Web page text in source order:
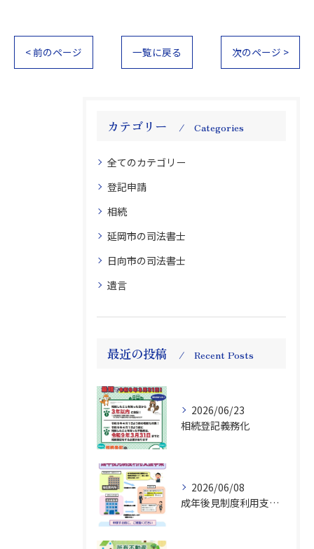
< 前のページ 一覧に戻る 次のページ >
カテゴリー Categories
全てのカテゴリー
登記申請
相続
延岡市の司法書士
日向市の司法書士
遺言
最近の投稿 Recent Posts
2026/06/23
相続登記義務化
2026/06/08
成年後見制度利用支援事業